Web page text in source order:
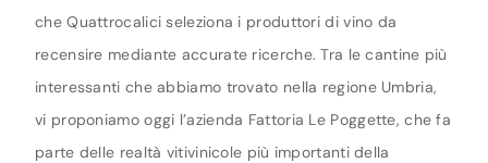
che Quattrocalici seleziona i produttori di vino da
recensire mediante accurate ricerche. Tra le cantine più
interessanti che abbiamo trovato nella regione Umbria,
vi proponiamo oggi l’azienda Fattoria Le Poggette, che fa
parte delle realtà vitivinicole più importanti della